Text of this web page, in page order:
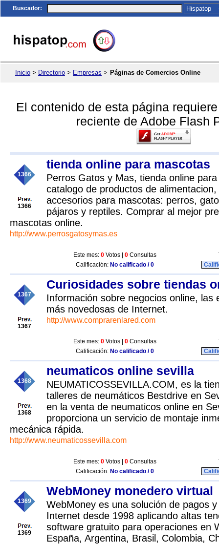
Buscador:
Inicio > Directorio > Empresas > Páginas de Comercios Online
El contenido de esta página
reciente de Adobe Flash
1366
1366
tienda online para mascotas
Perros Gatos y Mas, tienda online
catalogo de productos de
accesorios para mascotas: perros,
pájaros y reptiles. Comprar al mejor
mascotas online.
http://www.perrosgatosymas.es
Este mes: 0 Votos | 0 Consultas
Calificación: No calificado / 0
1367
1367
Curiosidades sobre tiendas
Información sobre negocios online, las
más novedosas de Internet.
http://www.comprarenlared.com
Este mes: 0 Votos | 0 Consultas
Calificación: No calificado / 0
1368
1368
neumaticos online sevilla
NEUMATICOSSEVILLA.COM, es la
talleres de neumáticos Bestdrive en
en la venta de neumaticos online en
proporciona un servicio de montaje
mecánica rápida.
http://www.neumaticossevilla.com
Este mes: 0 Votos | 0 Consultas
Calificación: No calificado / 0
1369
1369
WebMoney monedero virtual
WebMoney es una solución de pagos
Internet desde 1998 aplicando altas
software gratuito para operaciones en
España, Argentina, Brasil, Colombia,